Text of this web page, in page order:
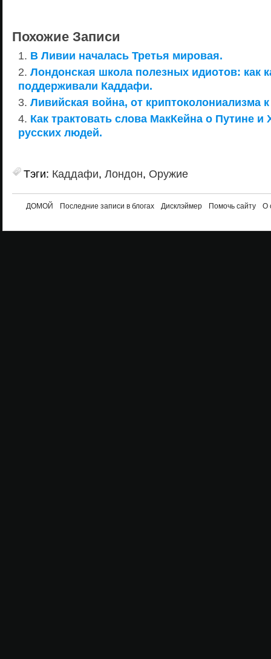
Похожие Записи
В Ливии началась Третья мировая.
Лондонская школа полезных идиотов: как
поддерживали Каддафи.
Ливийская война, от криптоколониализма
Как трактовать слова МакКейна о Путине и
русских людей.
Тэги: Каддафи, Лондон, Оружие
ДОМОЙ Последние записи в блогах Дисклэймер Помочь сайту О